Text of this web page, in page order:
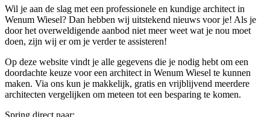
Wil je aan de slag met een professionele en kundige architect in
Wenum Wiesel? Dan hebben wij uitstekend nieuws voor je! Als je
door het overweldigende aanbod niet meer weet wat je nou moet
doen, zijn wij er om je verder te assisteren!
Op deze website vindt je alle gegevens die je nodig hebt om een
doordachte keuze voor een architect in Wenum Wiesel te kunnen
maken. Via ons kun je makkelijk, gratis en vrijblijvend meerdere
architecten vergelijken om meteen tot een besparing te komen.
Spring direct naar: